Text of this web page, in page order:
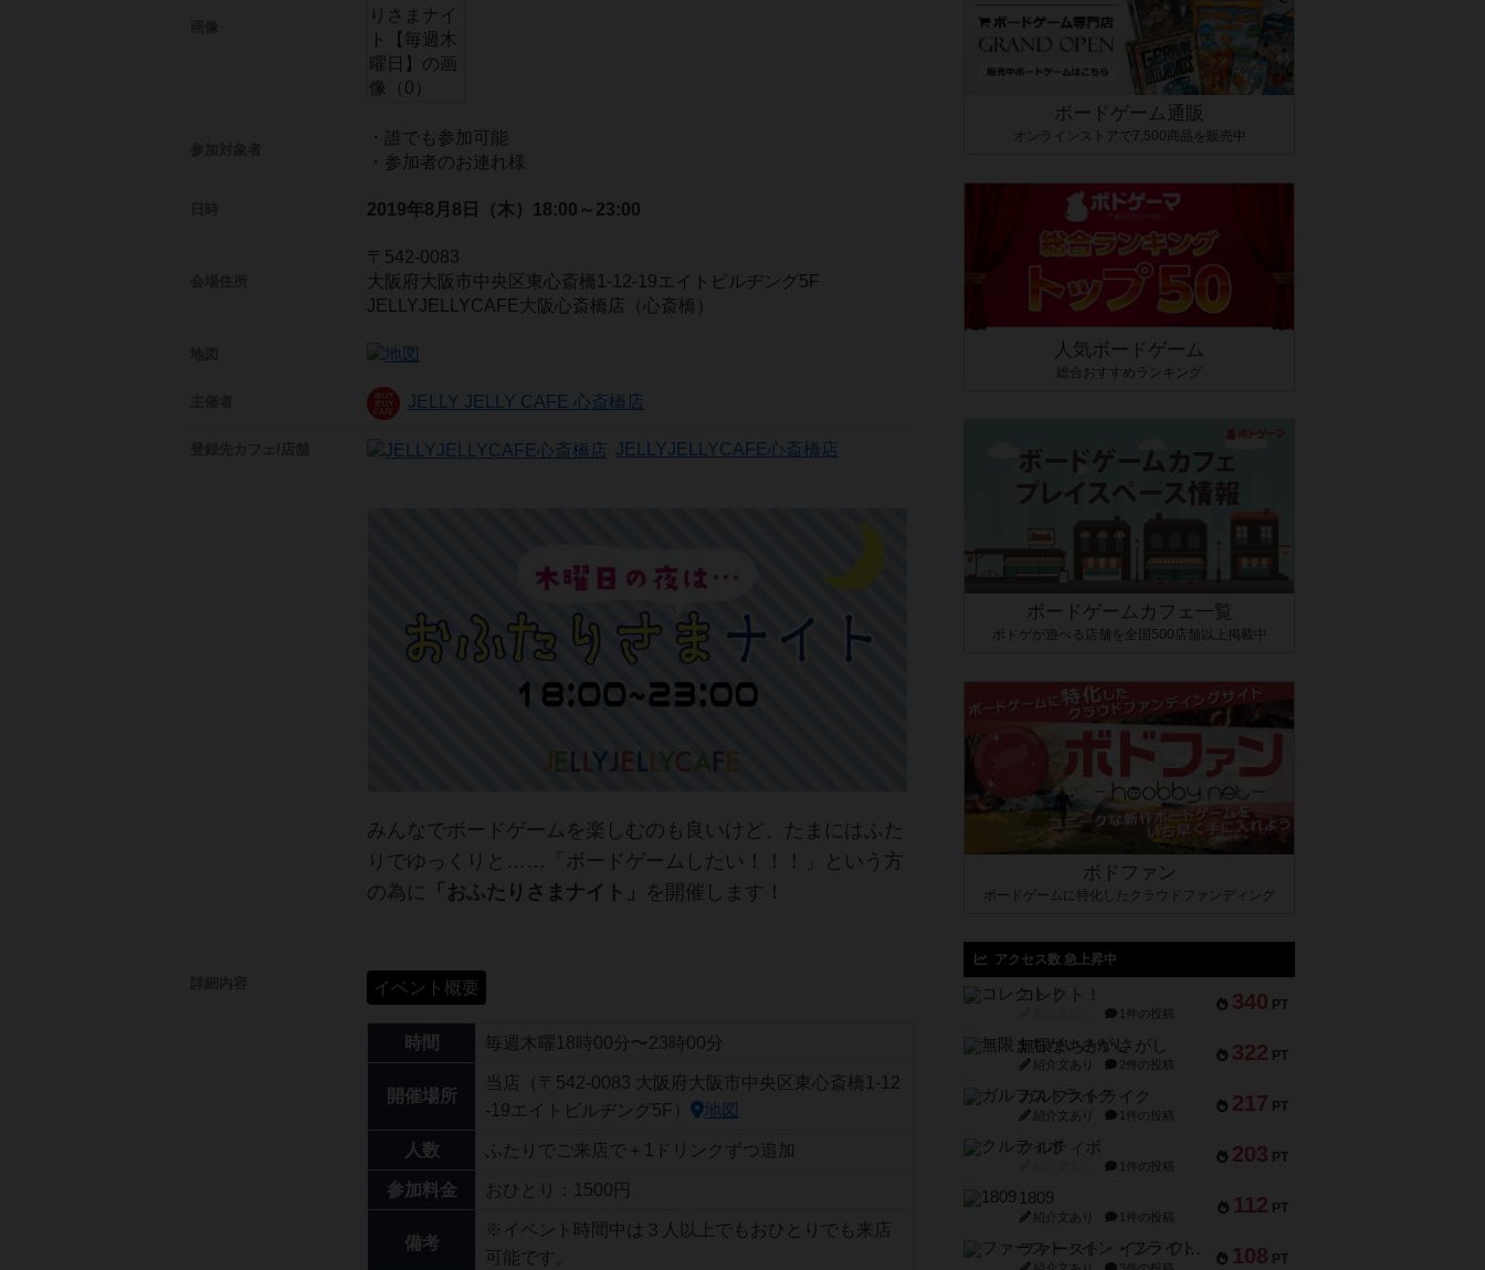
・誰でも参加可能
・参加者のお連れ様
2019年8月8日（木） 18:00～23:00
〒542-0083
大阪府大阪市中央区東心斎橋1-12-19エイトビルヂング5F
JELLYJELLYCAFE大阪心斎橋店（心斎橋）
JELLY JELLY CAFE 心斎橋店
JELLYJELLYCAFE心斎橋店
みんなでボードゲームを楽しむのも良いけど、たまにはふた
りでゆっくりと……「ボードゲームしたい！！！」という方
の為に
「おふたりさまナイト」 を開催します！
イベント概要
時間 毎週木曜18時00分〜23時00分
開催場所
当店（〒542-0083 大阪府大阪市中央区東心斎橋1-12
-19エイトビルヂング5F）
地図
人数 ふたりでご来店で＋1ドリンクずつ追加
参加料金 おひとり：1500円
備考
※イベント時間中は３人以上でもおひとりでも来店
可能です。
ボードゲーム通販
オンラインストアで7,500商品を販売中
人気ボードゲーム
総合おすすめランキング
ボードゲームカフェ一覧
ボドゲが遊べる店舗を全国500店舗以上掲載中
ボドファン
ボードゲームに特化したクラウドファンディング
アクセス数 急上昇中
340 PT
コレクト！
1件の投稿
322 PT
無限まちがいさがし
紹介文あり 2件の投稿
217 PT
ガルフストライク
紹介文あり 1件の投稿
203 PT
クルティボ
1件の投稿
112 PT
1809
紹介文あり 1件の投稿
108 PT
ファースト・イン・フライト